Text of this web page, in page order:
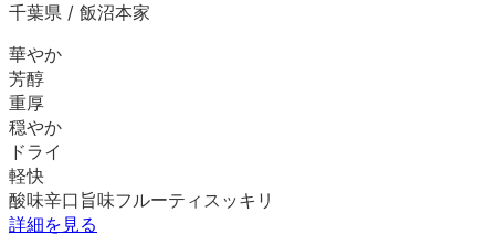
千葉県 / 飯沼本家
華やか
芳醇
重厚
穏やか
ドライ
軽快
酸味辛口 旨味フルーティ スッキリ
詳細を見る